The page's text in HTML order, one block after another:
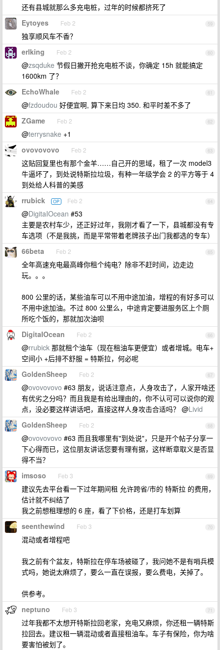
还有县城就那么多充电桩，过年的时候都挤死了
59
Eytoyes Feb 2
独享顺风车不香？
60
erlking Feb 2
@zsqduke 节假日撇开抢充电桩不谈，你确定 15h 就能搞定
1600km 了？
61
EchoWhale Feb 2
@fzdoudou 好便宜啊, 算下来日均 350. 和平时差不多了
62
ZGame Feb 2
@terrysnake +1
63
ovovovovo Feb 2
这贴回复里也有那个金羊……自己开的思域，租了一次 model3
牛逼坏了，到处说特斯拉垃圾，有种一年级学会 2 的平方等于 4
到处给人科普的美感
64
rrubick OP Feb 2
@DigitaIOcean #53
主要是农村车少，还正好过年，我刚才看了一下，县城都没有专
车选项（不是我挑，而是平常带着老牌孩子出门我都选的专车）
65
66beta Feb 2
全年高速充电最高峰你租个纯电？除非不赶时间，边走边
玩。。。
800 公里的话，某些油车可以不用中途加油，增程的有好多可以
不用中途加油。不过 800 公里么，中途肯定要进服务区上个厕
所吃个饭的，那就加次油呗
66
DigitaIOcean Feb 2
@rrubick 那就租个油车（现在租油车更便宜）或者增城。电车+
空间小 +后排不舒服 = 特斯拉，何必呢
67
GoldenSheep Feb 2
@ovovovovo #63 朋友，说话注意点，人身攻击了，人家开啥还
有优劣之分吗？而且我是有给出理由的，你不认可可以说你的观
点，没必要这样讲话吧，直接这样人身攻击合适吗？ @Livid
68
GoldenSheep Feb 2
@ovovovovo #63 而且我哪里有"到处说"，只是开个帖子分享一
下心得而已，这位朋友讲话您要有理有据，这样断章取义是否显
得不当？
69
imsoso Feb 3
建议先去平台看一下过年期间租 允许跨省/市的 特斯拉 的费用，
估计就不纠结了
我之前想租理想的 6 座，看了下价格，还是打车划算
70
seenthewind Feb 3
混动或者增程吧
我之前有个盆友，特斯拉在停车场被碰了，我问她不是有哨兵模
式吗，她说太麻烦了，要么一直在误报，要么费电，关掉了。
供参考。
71
neptuno Feb 3
过年我都不太想开特斯拉回老家，充电又麻烦，你还租一辆特斯
拉回去。建议租一辆混动或者直接租油车。车子有保险，你为啥
要害怕被划了。